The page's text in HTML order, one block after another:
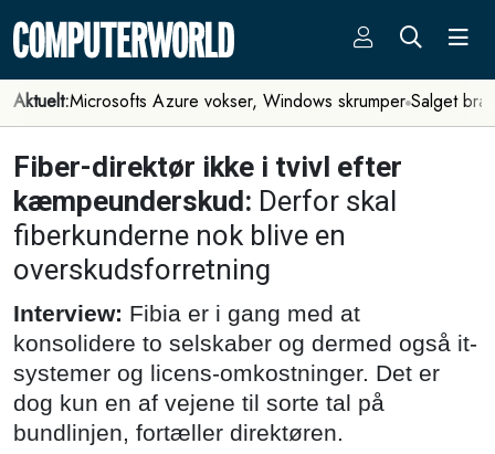
Aktuelt:Microsofts Azure vokser, Windows skrumper Salget
Fiber-direktør ikke i tvivl efter
kæmpeunderskud: Derfor skal
fiberkunderne nok blive en
overskudsforretning
Interview: Fibia er i gang med at
konsolidere to selskaber og dermed også it-
systemer og licens-omkostninger. Det er
dog kun en af vejene til sorte tal på
bundlinjen, fortæller direktøren.